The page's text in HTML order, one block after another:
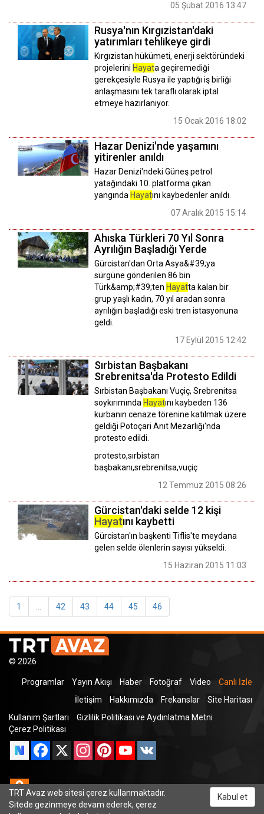
05 Şubat 2016 13:47
Rusya'nın Kırgızistan'daki
yatırımları tehlikeye girdi
Kırgızistan hükümeti, enerji sektöründeki
projelerini Hayata geçiremediği
gerekçesiyle Rusya ile yaptığı iş birliği
anlaşmasını tek taraflı olarak iptal
etmeye hazırlanıyor.
15 Ocak 2016 18:02
Hazar Denizi'nde yaşamını
yitirenler anıldı
Hazar Denizi'ndeki Güneş petrol
yatağındaki 10. platforma çıkan
yangında Hayatını kaybedenler anıldı.
07 Aralık 2015 15:14
Ahıska Türkleri 70 Yıl Sonra
Ayrılığın Başladığı Yerde
Gürcistan'dan Orta Asya&#39;ya
sürgüne gönderilen 86 bin
Türk&amp;#39;ten Hayatta kalan bir
grup yaşlı kadın, 70 yıl aradan sonra
ayrılığın başladığı eski tren istasyonuna
geldi.
17 Eylül 2015 12:42
Sırbistan Başbakanı
Srebrenitsa'da Protesto Edildi
Sırbistan Başbakanı Vuçiç, Srebrenitsa
soykırımında Hayatını kaybeden 136
kurbanın cenaze törenine katılmak üzere
geldiği Potoçari Anıt Mezarlığı'nda
protesto edildi.
protesto,sırbistan
başbakanı,srebrenitsa,vuçiç
12 Temmuz 2015 08:26
Gürcistan'daki selde 12 kişi
Hayatını kaybetti
Gürcistan'ın başkenti Tiflis'te meydana
gelen selde ölenlerin sayısı yükseldi.
15 Haziran 2015 11:03
1 42 43 44 45 46
© 2026
Programlar Yayın Akışı Haber Fotoğraf Video
Canlı İzle
İletişim
Hakkımızda Frekanslar
Site Haritası
Kullanım Şartları
Gizlilik Politikası ve Aydınlatma Metni
Çerez Politikası
Facebook
X InstagramPinterestYouTube
Odnoklassniki
TRT Avaz web sitesi çerez kullanmaktadır.
Sitede gezinmeye devam ederek, çerez
Kabul et